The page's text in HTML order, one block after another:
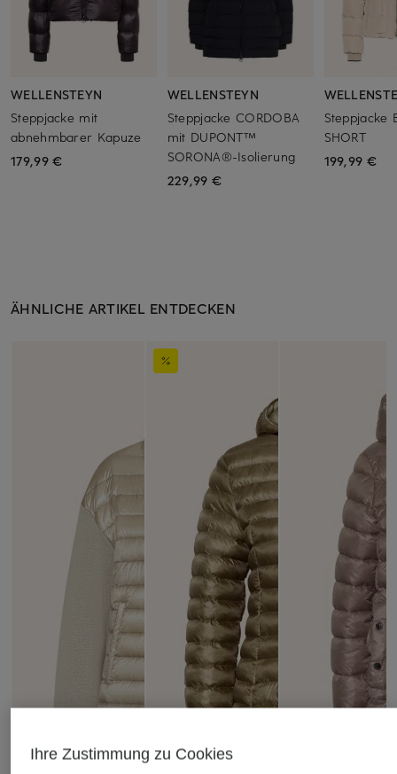
WELLENSTEYN
Steppjacke mit
abnehmbarer Kapuze
179,99 €
WELLENSTEYN
Steppjacke CORDOBA
mit DUPONT™
SORONA®-Isolierung
229,99 €
Steppjacke
SHORT
199,99 €
ÄHNLICHE ARTIKEL ENTDECKEN
Ihre Zustimmung zu Cookies